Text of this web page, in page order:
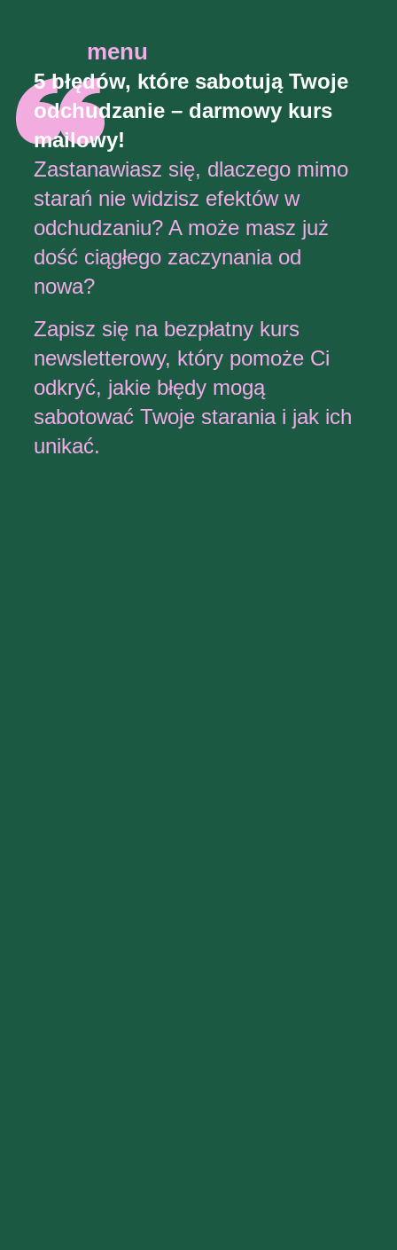
menu
5 błędów, które sabotują Twoje
odchudzanie – darmowy kurs
mailowy!
Zastanawiasz się, dlaczego mimo
starań nie widzisz efektów w
odchudzaniu? A może masz już
dość ciągłego zaczynania od
nowa?
Zapisz się na bezpłatny kurs
newsletterowy, który pomoże Ci
odkryć, jakie błędy mogą
sabotować Twoje starania i jak ich
unikać.